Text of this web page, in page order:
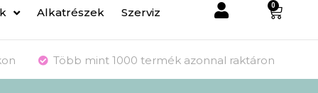
Alkatrészek Szerviz
0
Több mint 1000 termék azonnal raktáron